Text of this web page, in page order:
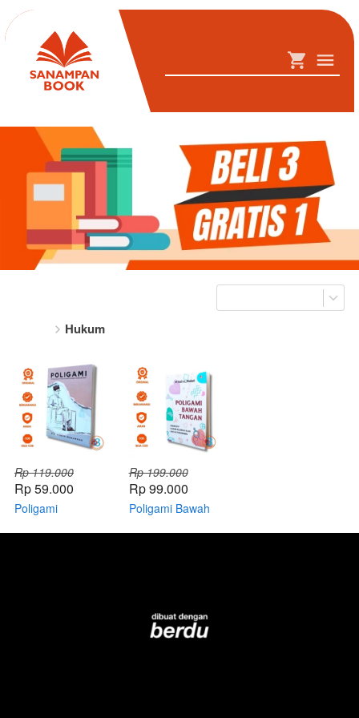
Hukum
Rp 119.000
Rp 59.000
Poligami
Rp 199.000
Rp 99.000
Poligami Bawah